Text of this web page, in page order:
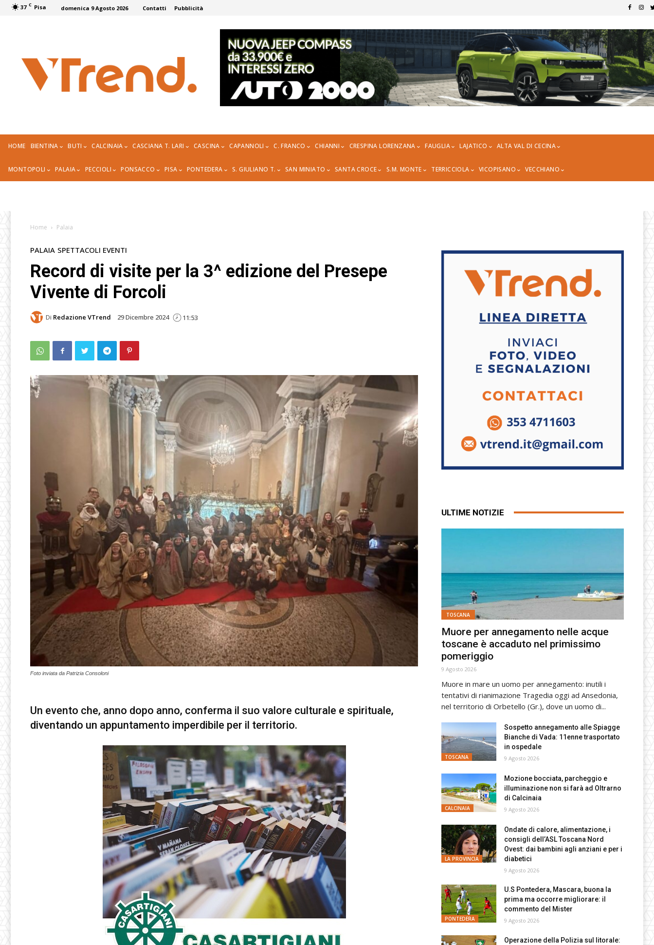
37 C Pisa domenica 9 Agosto 2026 Contatti Pubblicità
HOME BIENTINA BUTI CALCINAIA CASCIANA T. LARI CASCINA CAPANNOLI C. FRANCO CHIANNI CRESPINA LORENZANA FAUGLIA LAJATICO ALTA VAL DI CECINA
MONTOPOLI PALAIA PECCIOLI PONSACCO PISA PONTEDERA S. GIULIANO T. SAN MINIATO SANTA CROCE S.M. MONTE TERRICCIOLA VICOPISANO VECCHIANO
Home Palaia
PALAIA SPETTACOLI EVENTI
Record di visite per la 3^ edizione del Presepe
Vivente di Forcoli
Di Redazione VTrend 29 Dicembre 2024 11:53
Foto inviata da Patrizia Consoloni
Un evento che, anno dopo anno, conferma il suo valore culturale e spirituale,
diventando un appuntamento imperdibile per il territorio.
ULTIME NOTIZIE
TOSCANA
Muore per annegamento nelle acque
toscane è accaduto nel primissimo
pomeriggio
9 Agosto 2026
Muore in mare un uomo per annegamento: inutili i
tentativi di rianimazione Tragedia oggi ad Ansedonia,
nel territorio di Orbetello (Gr.), dove un uomo di...
TOSCANA
Sospetto annegamento alle Spiagge
Bianche di Vada: 11enne trasportato
in ospedale
9 Agosto 2026
CALCINAIA
Mozione bocciata, parcheggio e
illuminazione non si farà ad Oltrarno
di Calcinaia
9 Agosto 2026
LA PROVINCIA
Ondate di calore, alimentazione, i
consigli dell’ASL Toscana Nord
Ovest: dai bambini agli anziani e per i
diabetici
9 Agosto 2026
PONTEDERA
U.S Pontedera, Mascara, buona la
prima ma occorre migliorare: il
commento del Mister
9 Agosto 2026
Operazione della Polizia sul litorale: